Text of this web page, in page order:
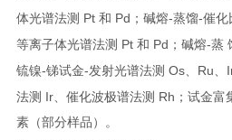
体光谱法测 Pt 和 Pd ；碱熔-蒸馏-催化
等离子体光谱法测 Pt 和 Pd ；碱熔-蒸
锍镍-锑试金-发射光谱法测 Os、 Ru
法测 Ir、催化波极谱法测 Rh ；试金
素（部分样品）。